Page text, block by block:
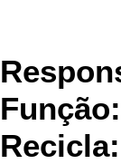
Função:
Recicla: